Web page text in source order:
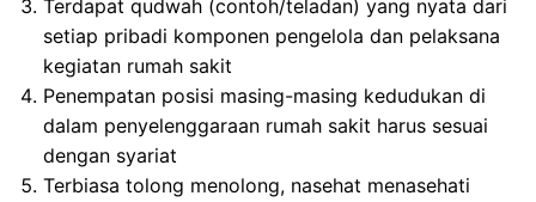
Terdapat qudwah (contoh/teladan) yang nyata dari
setiap pribadi komponen pengelola dan pelaksana
kegiatan rumah sakit
Penempatan posisi masing-masing kedudukan di
dalam penyelenggaraan rumah sakit harus sesuai
dengan syariat
Terbiasa tolong menolong, nasehat menasehati